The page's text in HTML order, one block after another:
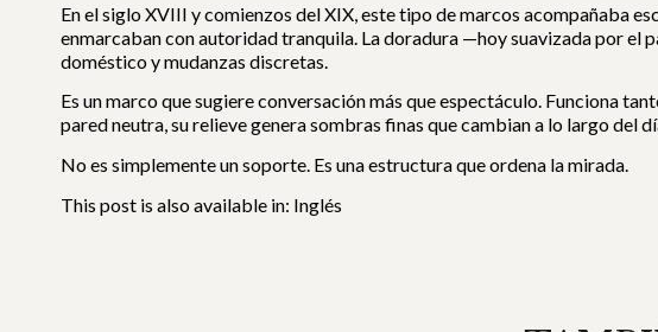
En el siglo XVIII y comienzos del XIX, este tipo de marcos acompañaba
enmarcaban con autoridad tranquila. La doradura —hoy suavizada por el
doméstico y mudanzas discretas.
Es un marco que sugiere conversación más que espectáculo. Funciona
pared neutra, su relieve genera sombras finas que cambian a lo largo del
No es simplemente un soporte. Es una estructura que ordena la mirada.
This post is also available in: Inglés